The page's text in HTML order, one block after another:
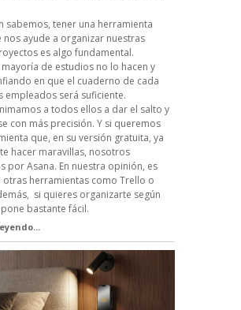
sabemos, tener una herramienta
nos ayude a organizar nuestras
es algo fundamental.
mayoría de estudios no lo hacen y
en que el cuaderno de cada
empleados será suficiente.
a todos ellos a dar el salto y
con más precisión. Y si queremos
que, en su versión gratuita, ya
hacer maravillas, nosotros
por Asana. En nuestra opinión, es
otras herramientas como Trello o
si quieres organizarte según
bastante fácil.